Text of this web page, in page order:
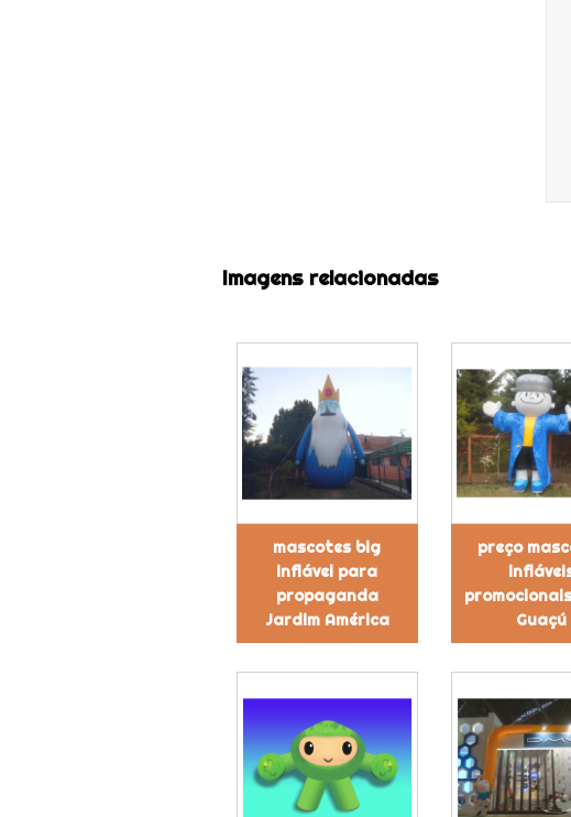
Imagens relacionadas
mascotes big
inflável para
propaganda
Jardim América
preço
Guaçú